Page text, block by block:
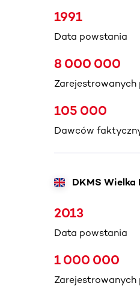
1991
Data powstania
8 000 000
105 000
Dawców
DKMS
2013
Data powstania
1 000 000